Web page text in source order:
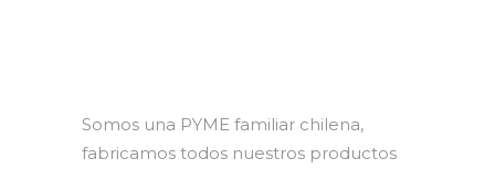
Somos una PYME familiar chilena,
fabricamos todos nuestros productos